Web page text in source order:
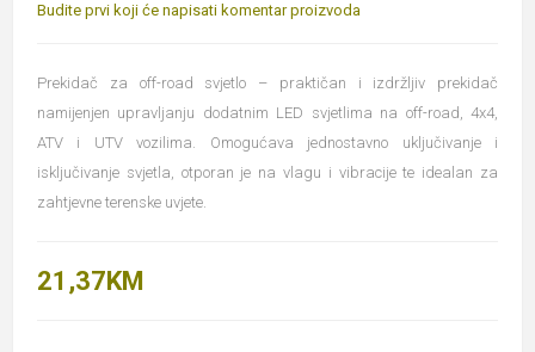
Budite prvi koji će napisati komentar proizvoda
Prekidač za off-road svjetlo – praktičan i izdržljiv prekidač
namijenjen upravljanju dodatnim LED svjetlima na off-road, 4x4,
ATV i UTV vozilima. Omogućava jednostavno uključivanje i
isključivanje svjetla, otporan je na vlagu i vibracije te idealan za
zahtjevne terenske uvjete.
21,37KM